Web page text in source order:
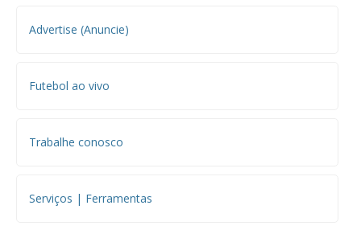
Advertise (Anuncie)
Futebol ao vivo
Trabalhe conosco
Serviços | Ferramentas